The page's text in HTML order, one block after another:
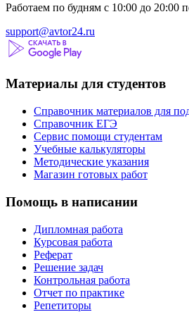
Работаем по будням с 10:00 до 20:00
support@avtor24.ru
Материалы для студентов
Справочник материалов для
Справочник ЕГЭ
Сервис помощи студентам
Учебные калькуляторы
Методические указания
Магазин готовых работ
Помощь в написании
Дипломная работа
Курсовая работа
Реферат
Решение задач
Контрольная работа
Отчет по практике
Репетиторы